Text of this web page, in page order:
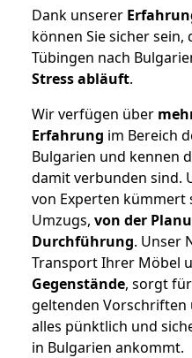
Dank unserer
können Sie sicher sein,
Tübingen nach
Stress abläuft.
Wir verfügen über
Erfahrung im Bereich
Bulgarien und kennen
damit verbunden sind.
von Experten kümmert
Umzugs, von der
Durchführung. Unser
Transport Ihrer Möbel
Gegenstände, sorgt
geltenden Vorschriften
alles pünktlich und
in Bulgarien ankommt.